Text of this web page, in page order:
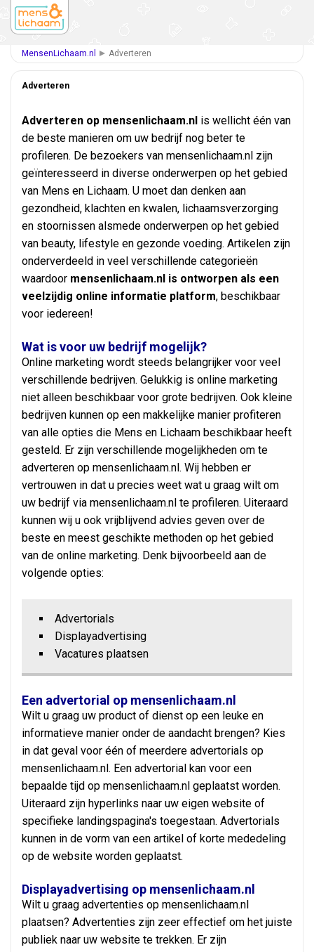
MensenLichaam.nl Adverteren
Adverteren
Adverteren op mensenlichaam.nl is wellicht één van
de beste manieren om uw bedrijf nog beter te
profileren. De bezoekers van mensenlichaam.nl zijn
geïnteresseerd in diverse onderwerpen op het gebied
van Mens en Lichaam. U moet dan denken aan
gezondheid, klachten en kwalen, lichaamsverzorging
en stoornissen alsmede onderwerpen op het gebied
van beauty, lifestyle en gezonde voeding. Artikelen zijn
onderverdeeld in veel verschillende categorieën
waardoor mensenlichaam.nl is ontworpen als een
veelzijdig online informatie platform, beschikbaar
voor iedereen!
Wat is voor uw bedrijf mogelijk?
Online marketing wordt steeds belangrijker voor veel
verschillende bedrijven. Gelukkig is online marketing
niet alleen beschikbaar voor grote bedrijven. Ook kleine
bedrijven kunnen op een makkelijke manier profiteren
van alle opties die Mens en Lichaam beschikbaar heeft
gesteld. Er zijn verschillende mogelijkheden om te
adverteren op mensenlichaam.nl. Wij hebben er
vertrouwen in dat u precies weet wat u graag wilt om
uw bedrijf via mensenlichaam.nl te profileren. Uiteraard
kunnen wij u ook vrijblijvend advies geven over de
beste en meest geschikte methoden op het gebied
van de online marketing. Denk bijvoorbeeld aan de
volgende opties:
Advertorials
Displayadvertising
Vacatures plaatsen
Een advertorial op mensenlichaam.nl
Wilt u graag uw product of dienst op een leuke en
informatieve manier onder de aandacht brengen? Kies
in dat geval voor één of meerdere advertorials op
mensenlichaam.nl. Een advertorial kan voor een
bepaalde tijd op mensenlichaam.nl geplaatst worden.
Uiteraard zijn hyperlinks naar uw eigen website of
specifieke landingspagina's toegestaan. Advertorials
kunnen in de vorm van een artikel of korte mededeling
op de website worden geplaatst.
Displayadvertising op mensenlichaam.nl
Wilt u graag advertenties op mensenlichaam.nl
plaatsen? Advertenties zijn zeer effectief om het juiste
publiek naar uw website te trekken. Er zijn